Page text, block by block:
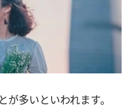
多いといわれます。